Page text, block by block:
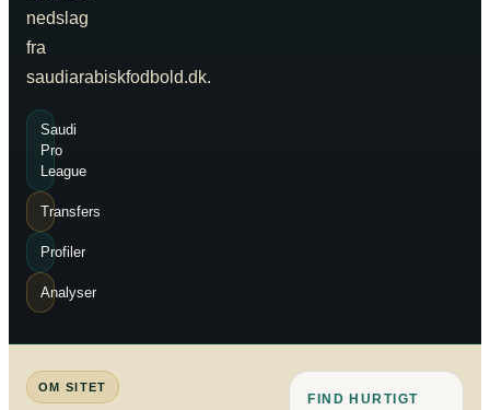
nedslag
fra
saudiarabiskfodbold.dk.
Saudi
Pro
League
Transfers
Profiler
Analyser
OM SITET
FIND HURTIGT